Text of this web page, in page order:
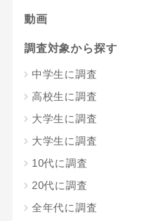
動画
調査対象から探す
中学生に調査
高校生に調査
大学生に調査
大学生に調査
10代に調査
20代に調査
全年代に調査